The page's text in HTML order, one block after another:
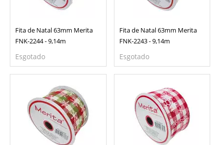
Fita de Natal 63mm Merita
FNK-2244 - 9,14m
Esgotado
Fita de Natal 63mm Merita
FNK-2243 - 9,14m
Esgotado